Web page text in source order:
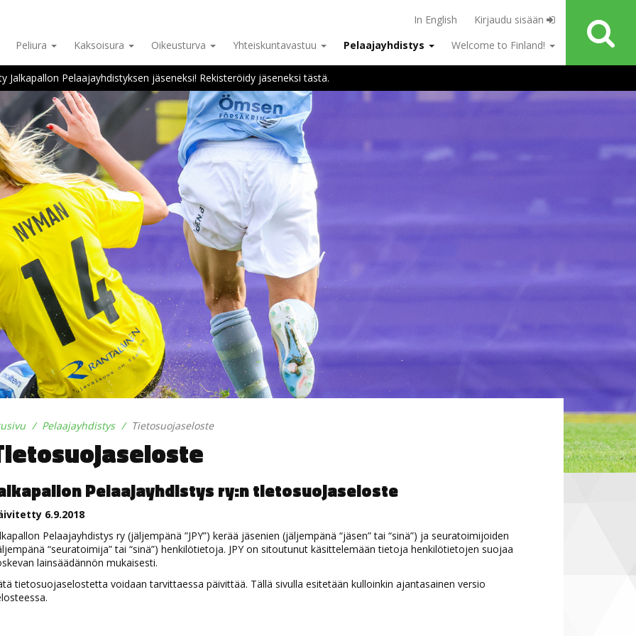
In English
Kirjaudu sisään
Peliura Kaksoisura Oikeusturva Yhteiskuntavastuu Pelaajayhdistys Welcome to Finland!
Jalkapallon Pelaajayhdistyksen jäseneksi! Rekisteröidy jäseneksi tästä.
Pelaajayhdistys Tietosuojaseloste
Pelaajayhdistys ry:n tietosuojaseloste
6.9.2018
Pelaajayhdistys ry (jäljempänä ”JPY”) kerää jäsenien (jäljempänä “jäsen” tai “sinä”) ja seuratoimijoiden
“seuratoimija” tai “sinä”) henkilötietoja. JPY on sitoutunut käsittelemään tietoja henkilötietojen suojaa
lainsäädännön mukaisesti.
tietosuojaselostetta voidaan tarvittaessa päivittää. Tällä sivulla esitetään kulloinkin ajantasainen versio